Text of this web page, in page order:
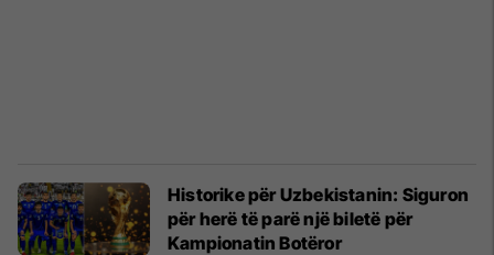
Historike për Uzbekistanin: Siguron
për herë të parë një biletë për
Kampionatin Botëror